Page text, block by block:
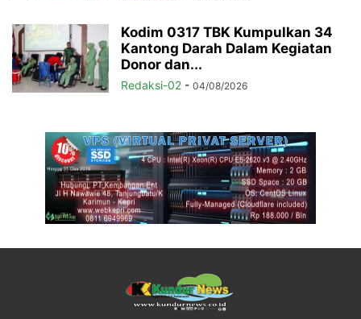
Kodim 0317 TBK Kumpulkan 34
Kantong Darah Dalam Kegiatan
Donor dan...
Redaksi-02 - 04/08/2026